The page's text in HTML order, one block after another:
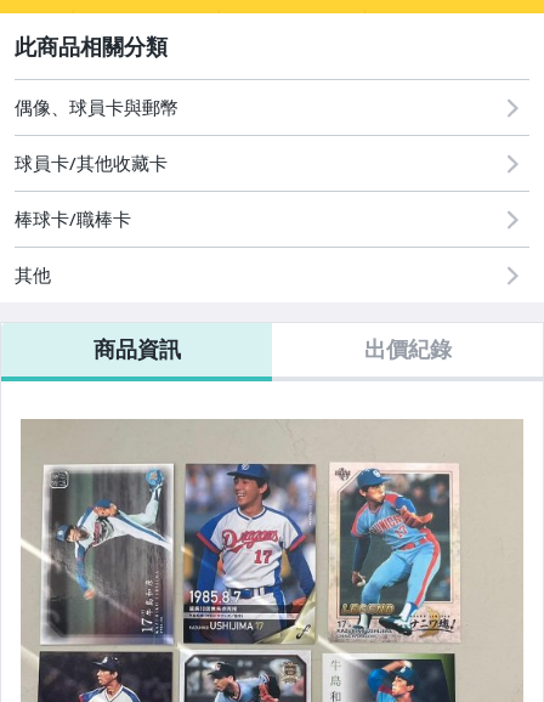
其它
偶像、球員卡與郵幣
球員卡/其他收藏卡
棒球卡/職棒卡
其他
商品資訊 出價紀錄